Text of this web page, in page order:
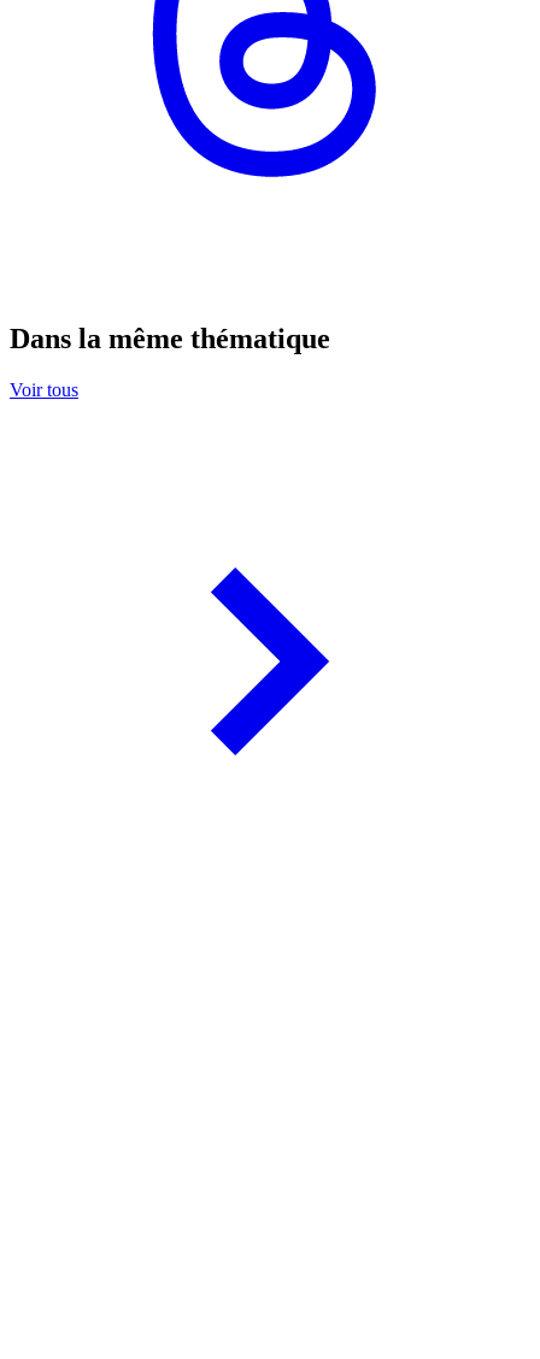
Dans la même thématique
Voir tous